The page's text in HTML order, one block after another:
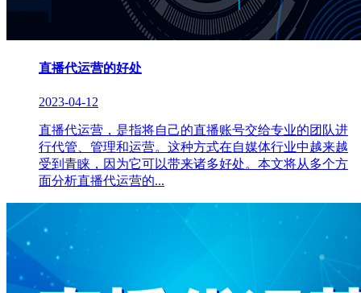
直播代运营的好处
2023-04-12
直播代运营，是指将自己的直播账号交给专业的团队进
行代管、管理和运营。这种方式在自媒体行业中越来越
受到青睐，因为它可以带来诸多好处。本文将从多个方
面分析直播代运营的...